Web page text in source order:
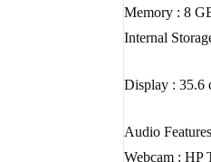
Memory : 8
Internal
Display : 35.6
Audio
Webcam : HP